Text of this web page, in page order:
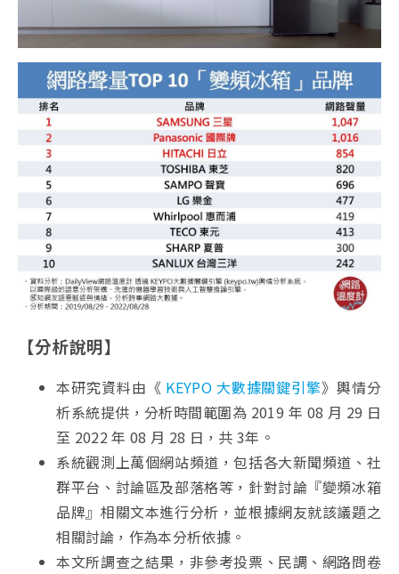
【分析說明】
本研究資料由《 KEYPO 大數據關鍵引擎》輿情分
析系統提供，分析時間範圍為 2019 年 08 月 29 日
至 2022 年 08 月 28 日，共 3年。
系統觀測上萬個網站頻道，包括各大新聞頻道、社
群平台、討論區及部落格等，針對討論『變頻冰箱
品牌』相關文本進行分析，並根據網友就該議題之
相關討論，作為本分析依據。
本文所調查之結果，非參考投票、民調、網路問卷